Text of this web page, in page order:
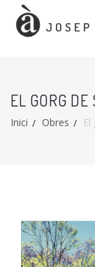
EL GORG
Inici Obres